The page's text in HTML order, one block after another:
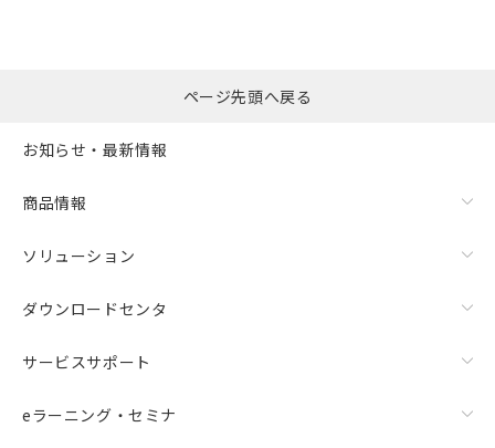
ページ先頭へ戻る
お知らせ・最新情報
商品情報
ソリューション
ダウンロードセンタ
サービスサポート
eラーニング・セミナ